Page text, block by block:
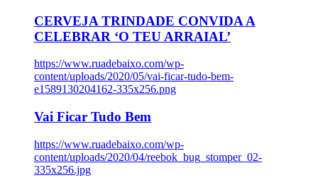
CERVEJA TRINDADE CONVIDA A
CELEBRAR ‘O TEU ARRAIAL’
https://www.ruadebaixo.com/wp-
content/uploads/2020/05/vai-ficar-tudo-bem-
e1589130204162-335x256.png
Vai Ficar Tudo Bem
https://www.ruadebaixo.com/wp-
content/uploads/2020/04/reebok_bug_stomper_02-
335x256.jpg